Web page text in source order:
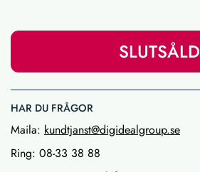
SLUTSÅLD
HAR DU FRÅGOR
Maila: kundtjanst@digidealgroup.se
Ring: 08-33 38 88